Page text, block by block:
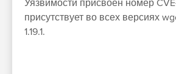
Уязвимости присвоен номер
присутствует во всех версиях
1.19.1.